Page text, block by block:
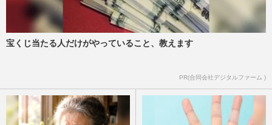
宝くじ当たる人だけがやっていること、教えます
PR(合同会社デジタルファーム )